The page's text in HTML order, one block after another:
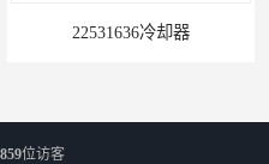
22531636冷却器
位访客